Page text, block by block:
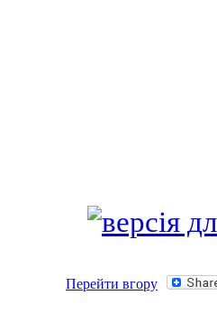
Перейти вгору